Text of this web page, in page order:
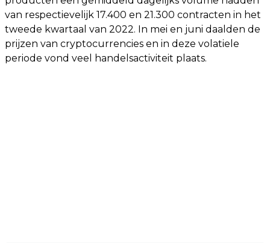
van respectievelijk 17.400 en 21.300 contracten in het
tweede kwartaal van 2022. In mei en juni daalden de
prijzen van cryptocurrencies en in deze volatiele
periode vond veel handelsactiviteit plaats.